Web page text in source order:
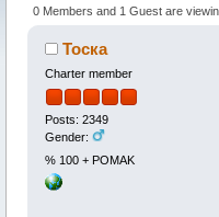
0 Members and 1 Guest are
Тоска
Charter member
Posts: 2349
Gender:
% 100 + POMAK